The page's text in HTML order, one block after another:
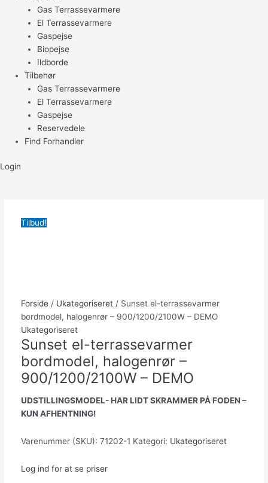
Gas Terrassevarmere
El Terrassevarmere
Gaspejse
Biopejse
Ildborde
Tilbehør
Gas Terrassevarmere
El Terrassevarmere
Gaspejse
Reservedele
Find Forhandler
Login
Tilbud!
Forside/ Ukategoriseret/ Sunset el-terrassevarmer
bordmodel, halogenrør – 900/1200/2100W – DEMO
Ukategoriseret
Sunset el-terrassevarmer
bordmodel, halogenrør –
900/1200/2100W – DEMO
UDSTILLINGSMODEL- HAR LIDT SKRAMMER PÅ FODEN –
KUN AFHENTNING!
Varenummer (SKU): 71202-1 Kategori: Ukategoriseret
Log ind for at se priser